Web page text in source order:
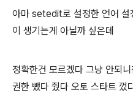
아마 setedit로 설정한 언어 설
이 생기는게 아닐까 싶은데
정확한건 모르겠다 그냥 안되
권한 뺐다 줬다 오토 스타트 껐